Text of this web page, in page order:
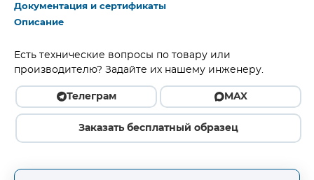
Документация и сертификаты
Описание
Есть технические вопросы по товару или
производителю? Задайте их нашему инженеру.
Телеграм MAX
Заказать бесплатный образец